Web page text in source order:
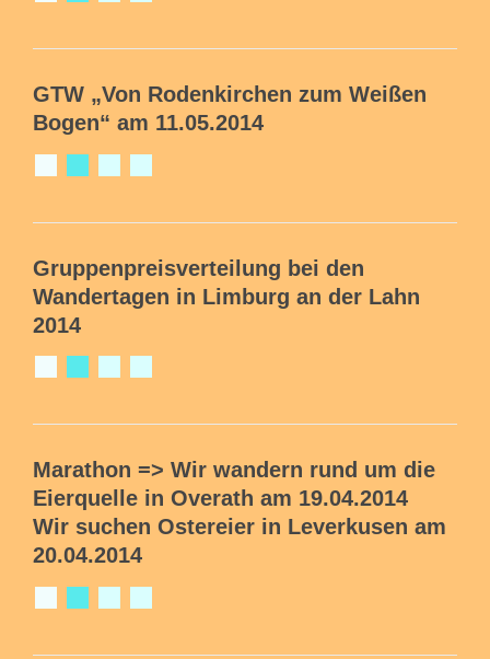
GTW „Von Rodenkirchen zum Weißen
Bogen“ am 11.05.2014
Gruppenpreisverteilung bei den
Wandertagen in Limburg an der Lahn
2014
Marathon => Wir wandern rund um die
Eierquelle in Overath am 19.04.2014
Wir suchen Ostereier in Leverkusen am
20.04.2014